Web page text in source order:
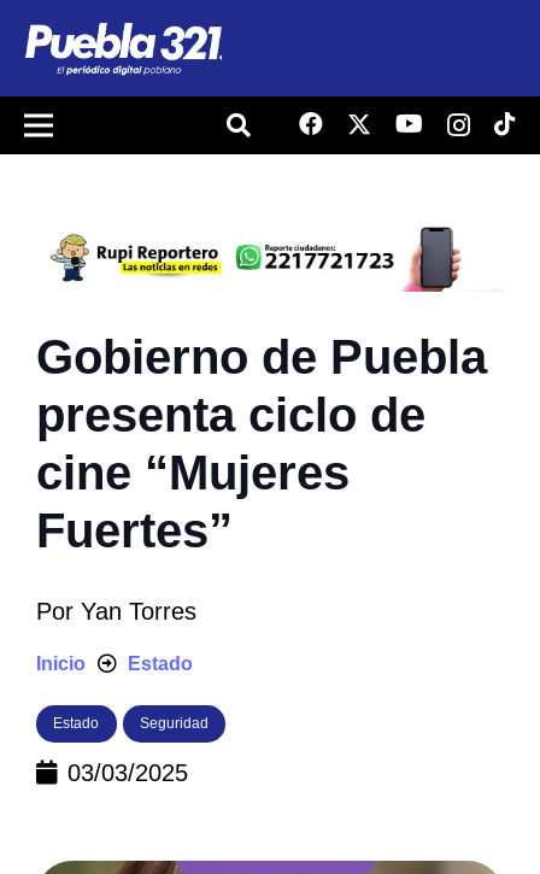
Gobierno de Puebla
presenta ciclo de
cine “Mujeres
Fuertes”
Por Yan Torres
Inicio Estado
Estado Seguridad
03/03/2025